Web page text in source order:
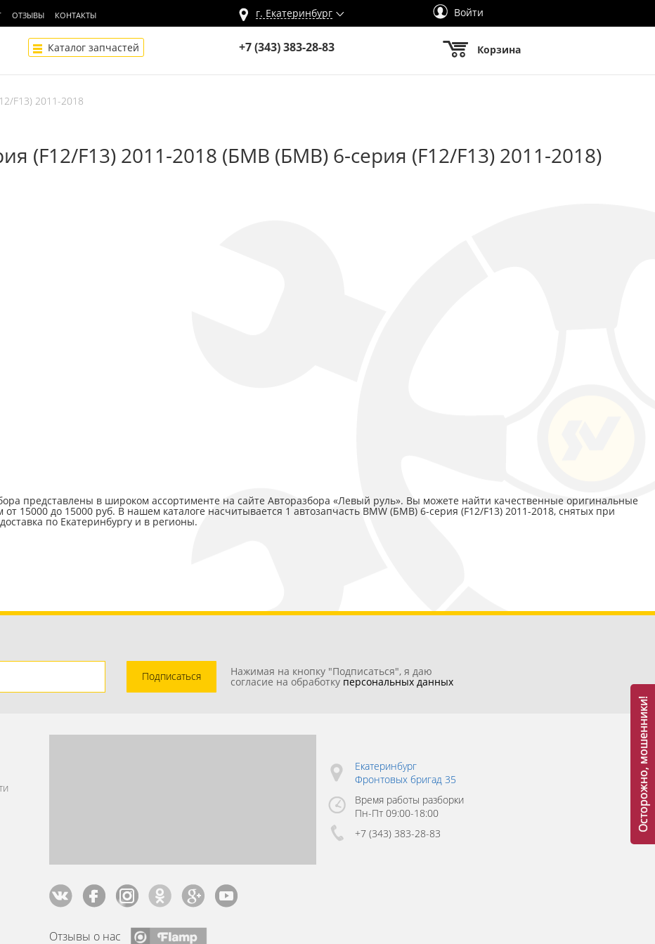
ОТЗЫВЫ КОНТАКТЫ г. Екатеринбург Войти
Каталог запчастей +7 (343) 383-28-83 Корзина
F13) 2011-2018
(F12/F13) 2011-2018 (БМВ (БМВ) 6-серия (F12/F13) 2011-2018)
представлены в широком ассортименте на сайте Авторазбора «Левый руль». Вы можете найти качественные оригинальные
15000 до 15000 руб. В нашем каталоге насчитывается 1 автозапчасть BMW (БМВ) 6-серия (F12/F13) 2011-2018, снятых при
по Екатеринбургу и в регионы.
Подписаться Нажимая на кнопку "Подписаться", я даю
согласие на обработку персональных данных
Отзывы о нас
Екатеринбург
Фронтовых бригад 35
Время работы разборки
Пн-Пт 09:00-18:00
+7 (343) 383-28-83
Осторожно, мошенники!